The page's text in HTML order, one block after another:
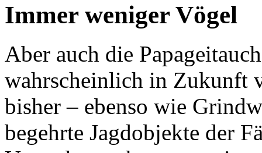
Immer weniger Vögel
Aber auch die
wahrscheinlich in Zukunft
bisher – ebenso wie
begehrte Jagdobjekte der